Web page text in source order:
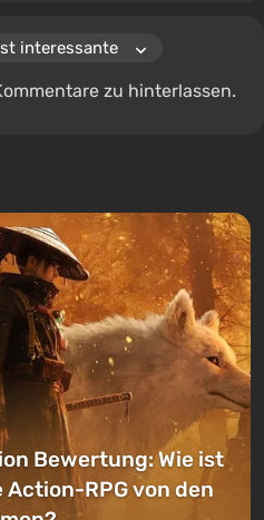
zu hinterlassen.
Bewertung: Wie ist
RPG von den